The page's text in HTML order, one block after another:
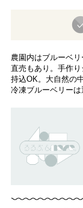
農園内はブルーベ
直売もあり。手作
持込OK。大自然の
冷凍ブルーベリーは